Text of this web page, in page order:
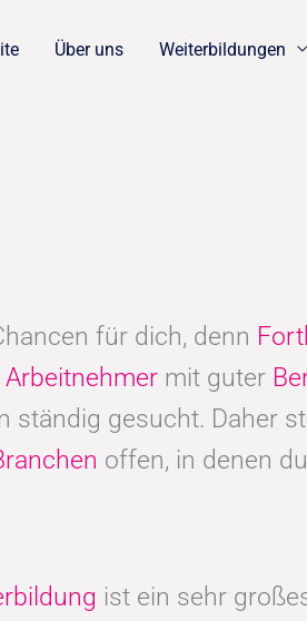
Über uns Weiterbildungen
für dich, denn
Arbeitnehmer mit guter
ständig gesucht. Daher
offen, in denen
ist ein sehr